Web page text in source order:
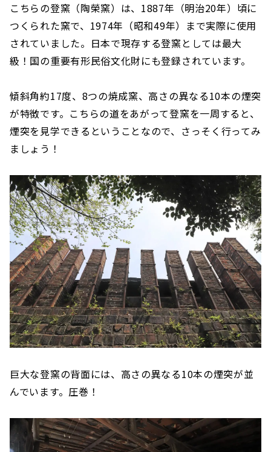
こちらの登窯（陶榮窯）は、1887年（明治20年）頃に
つくられた窯で、1974年（昭和49年）まで実際に使用
されていました。日本で現存する登窯としては最大
級！国の重要有形民俗文化財にも登録されています。
傾斜角約17度、8つの焼成窯、高さの異なる10本の煙突
が特徴です。こちらの道をあがって登窯を一周すると、
煙突を見学できるということなので、さっそく行ってみ
ましょう！
巨大な登窯の背面には、高さの異なる10本の煙突が並
んでいます。圧巻！